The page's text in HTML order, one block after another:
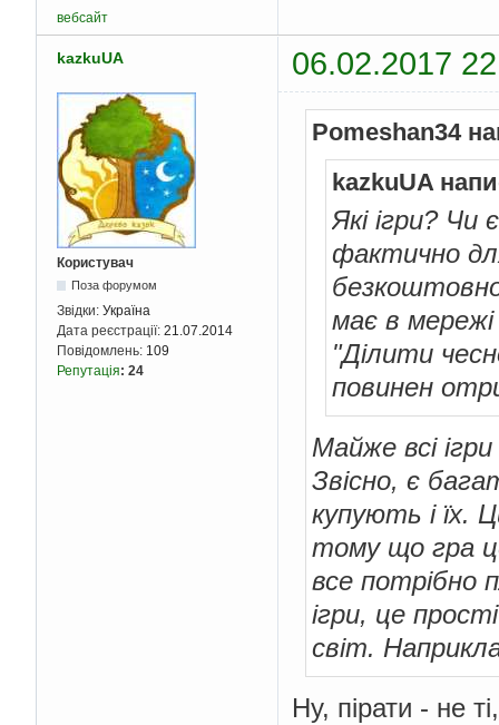
вебсайт
kazkuUA 06.02.2017
Користувач
Поза форумом
Звідки: Україна
Дата реєстрації: 21.07.2014
Повідомлень: 109
Репутація: 24
Pomeshan34
kazkuUA
Які ігри? Чи
фактично
має в мережі
"Ділити
повинен
Майже всі
Звісно, є
купують і їх.
тому що гра
все потрібно
ігри, це
світ.
Ну, пірати - не